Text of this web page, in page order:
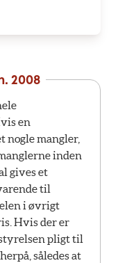
2008
en
nogle mangler,
inden
gives et
til
i øvrigt
Hvis der er
pligt til
således at